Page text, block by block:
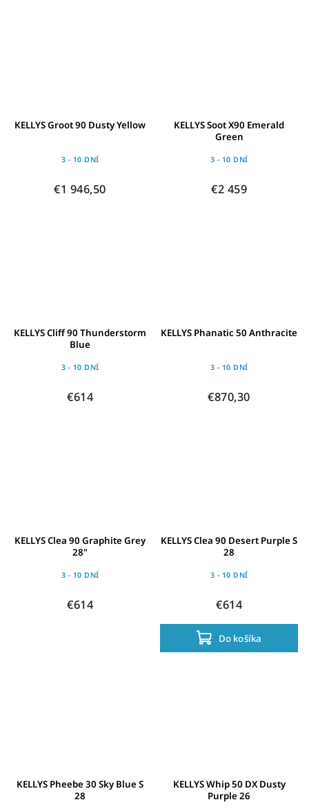
KELLYS Groot 90 Dusty Yellow
3 - 10 DNÍ
€1 946,50
KELLYS Soot X90 Emerald
Green
3 - 10 DNÍ
€2 459
KELLYS Cliff 90 Thunderstorm
Blue
3 - 10 DNÍ
€614
KELLYS Phanatic 50 Anthracite
3 - 10 DNÍ
€870,30
KELLYS Clea 90 Graphite Grey
28"
3 - 10 DNÍ
€614
KELLYS Clea 90 Desert Purple S
28
3 - 10 DNÍ
€614
Do košíka
KELLYS Pheebe 30 Sky Blue S
28
KELLYS Whip 50 DX Dusty
Purple 26